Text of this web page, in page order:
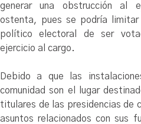
generar una obstrucción al
ostenta, pues se podría
político electoral de ser
ejercicio al cargo.
Debido a que las
comunidad son el lugar
titulares de las presidencias de
asuntos relacionados con sus